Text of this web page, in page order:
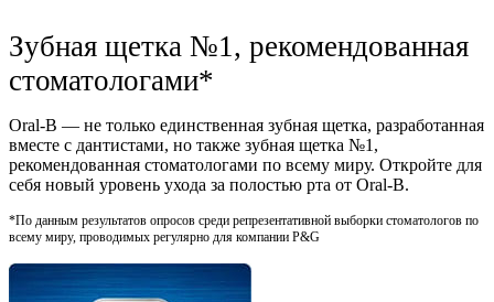
Зубная щетка №1, рекомендованная
стоматологами*
Oral-B — не только единственная зубная щетка, разработанная
вместе с дантистами, но также зубная щетка №1,
рекомендованная стоматологами по всему миру. Откройте для
себя новый уровень ухода за полостью рта от Oral-B.
*По данным результатов опросов среди репрезентативной выборки стоматологов по
всему миру, проводимых регулярно для компании P&G